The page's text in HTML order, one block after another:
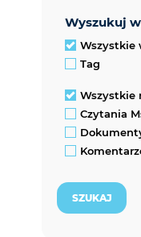
wyszukuj
Wszystkie
Tag
Wszystkie
Czytania